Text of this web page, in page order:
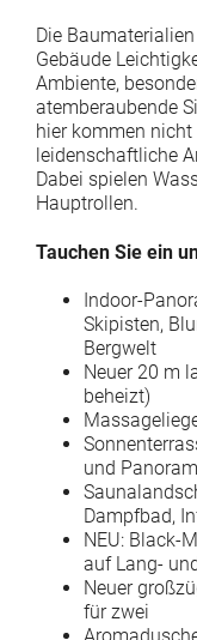
Die
Gebäude
Ambiente,
atemberaubende
hier kommen
leidenschaftliche
Dabei spielen
Hauptrollen.
Tauchen Sie ein
Indoor-
Skipisten,
Bergwelt
Neuer 20 m
beheizt)
und
Dampfbad,
NEU: Black-
auf Lang-
Neuer
für zwei